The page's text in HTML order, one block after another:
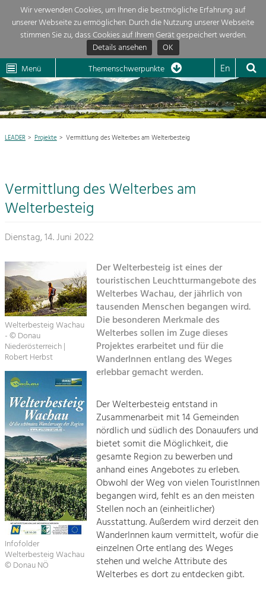
Wir verwenden Cookies, um Ihnen die bestmögliche Erfahrung auf
unserer Webseite zu ermöglichen. Durch die Nutzung unserer Webseite
stimmen Sie zu, dass Cookies auf Ihrem Gerät gespeichert werden.
Details ansehen
OK
Dunkelsteinerwald Klima
Menü Themenschwerpunkte En
Aktuelles 
Region 
Projekte
Mein Projekt
Suche
Impressum
Sitemap
Kontakt
Themenübersicht
Die Regionalentwicklung in unserer Region ist sehr vielfältig. Deshalb
geben wir hier eine Übersicht über unsere Themenschwerpunkte. Für
mehr Informationen einfach das Thema anklicken und schon werden alle
Projekte in diesem Kontext angezeigt.
Natur- &
Baukultur
Ortsbild, Baukultur und nachhaltiges
Siedlungswesen.
Land- & Forstwirtschaft
Kulturlandschaft.
Tourismus
Angebotsentwicklung und
Positionierung.
Kunst & Kultur
Handwerk, Wissenschaft und Forschung.
Soziales, Bildung &
Identität
Gleichberechtigung, Jugend und
Integration
Mobilität & Energie
Klimawandel, öffentlicher Verkehr und
erneuerbare Energie
Wirtschaft
Steigerung regionaler Wertschöpfung
LEADER Projekte Vermittlung des Welterbes am Welterbesteig
Vermittlung des Welterbes am
Welterbesteig
Dienstag, 14. Juni 2022
Welterbesteig Wachau
- © Donau
Niederösterreich |
Robert Herbst
Infofolder
Welterbesteig Wachau
© Donau NÖ
Der Welterbesteig ist eines der
touristischen Leuchtturmangebote des
Welterbes Wachau, der jährlich von
tausenden Menschen begangen wird.
Die besonderen Merkmale des
Welterbes sollen im Zuge dieses
Projektes erarbeitet und für die
WanderInnen entlang des Weges
erlebbar gemacht werden.
Der Welterbesteig entstand in
Zusammenarbeit mit 14 Gemeinden
nördlich und südlich des Donauufers und
bietet somit die Möglichkeit, die
gesamte Region zu bewerben und
anhand eines Angebotes zu erleben.
Obwohl der Weg von vielen TouristInnen
begangen wird, fehlt es an den meisten
Stellen noch an (einheitlicher)
Ausstattung. Außerdem wird derzeit den
WanderInnen kaum vermittelt, wofür die
einzelnen Orte entlang des Weges
stehen und welche Attribute des
Welterbes es dort zu entdecken gibt.